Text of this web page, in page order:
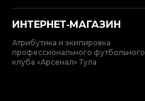
ИНТЕРНЕТ‑МАГАЗИН
Атрибутика и экипировка
профессионального футбольного
клуба «Арсенал» Тула